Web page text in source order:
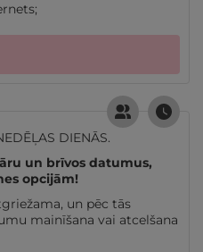
DIENĀS.
un brīvos datumus,
opcijām!
un pēc tās
mainīšana vai atcelšana